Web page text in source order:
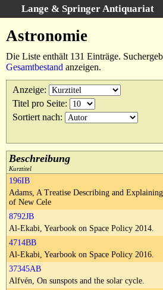
Lange & Springer Antiquariat
Erweiterte Suche
Kategorien
Schlagwörter
Suchergebnisse
Ankauf
AGB
Widerruf
Datenschutz
Impressum
Astronomie
Die Liste enthält 131 Einträge.
Gesamtbestand anzeigen.
Anzeige:
Titel pro Seite:
Sortiert nach:
Beschreibung
Kurztitel
196IB
Adams, A Treatise Describing and
of New Cele
8792JB
Al-Ekabi, Yearbook on Space Policy 2014.
4714BB
Al-Ekabi, Yearbook on Space Policy 2016.
37345AB
Alfvén, On sunspots and the solar cycle.